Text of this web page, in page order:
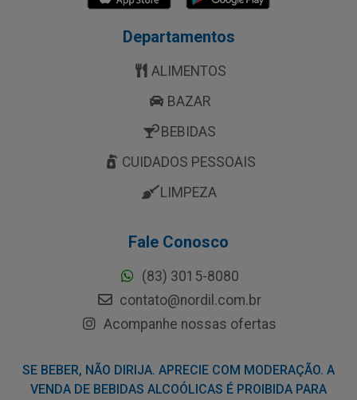
Departamentos
ALIMENTOS
BAZAR
BEBIDAS
CUIDADOS PESSOAIS
LIMPEZA
Fale Conosco
(83) 3015-8080
contato@nordil.com.br
Acompanhe nossas ofertas
SE BEBER, NÃO DIRIJA. APRECIE COM MODERAÇÃO. A
VENDA DE BEBIDAS ALCOÓLICAS É PROIBIDA PARA